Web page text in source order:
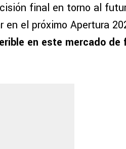
final en torno al
el próximo Apertura
en este mercado de